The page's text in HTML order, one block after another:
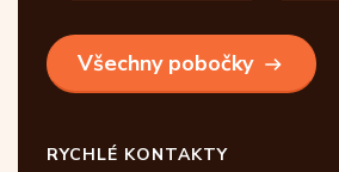
Všechny pobočky
RYCHLÉ KONTAKTY